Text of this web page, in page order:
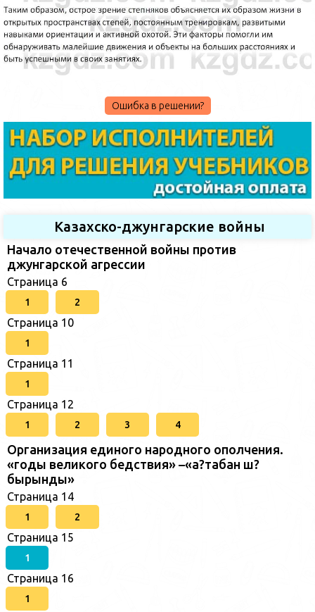
Ошибка в решении?
Казахско-джунгарские войны
Начало отечественной войны против
джунгарской агрессии
Страница 6
1 2
Страница 10
1
Страница 11
1
Страница 12
1 2 3 4
Организация единого народного ополчения.
«годы великого бедствия» –«а?табан ш?
бырынды»
Страница 14
1 2
Страница 15
1
Страница 16
1